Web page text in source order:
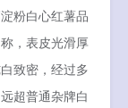
粉白心红薯品
，表皮光滑厚
致密，经过多
远超普通杂牌白